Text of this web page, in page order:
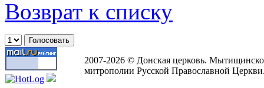
Возврат к списку
2007-2026 © Донская церковь.
митрополии Русской Православной